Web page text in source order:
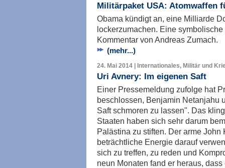
Militärpaket USA: Atomwaffen
Obama kündigt an, eine Milliarde
lockerzumachen. Eine
Kommentar von Andreas Zumach.
(mehr...)
24. Mai 2014 | Internationales, Militär und
Uri Avnery: Im eigenen Saft
Einer Pressemeldung zufolge hat
beschlossen, Benjamin Netanjahu
Saft schmoren zu lassen". Das
Staaten haben sich sehr darum
Palästina zu stiften. Der arme John
beträchtliche Energie darauf
sich zu treffen, zu reden und
neun Monaten fand er heraus,